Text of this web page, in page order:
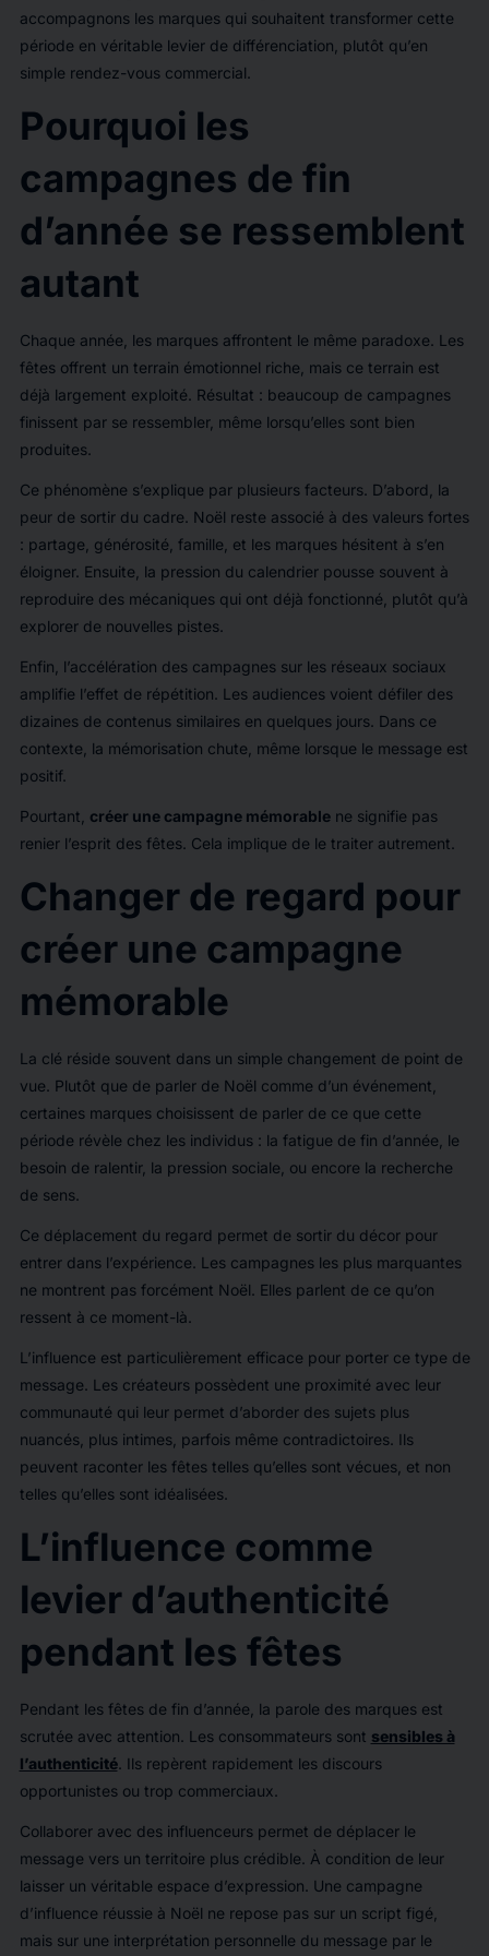
accompagnons les marques qui souhaitent transformer cette
période en véritable levier de différenciation, plutôt qu’en
simple rendez-vous commercial.
Pourquoi les
campagnes de fin
d’année se ressemblent
autant
Chaque année, les marques affrontent le même paradoxe. Les
fêtes offrent un terrain émotionnel riche, mais ce terrain est
déjà largement exploité. Résultat : beaucoup de campagnes
finissent par se ressembler, même lorsqu’elles sont bien
produites.
Ce phénomène s’explique par plusieurs facteurs. D’abord, la
peur de sortir du cadre. Noël reste associé à des valeurs fortes
: partage, générosité, famille, et les marques hésitent à s’en
éloigner. Ensuite, la pression du calendrier pousse souvent à
reproduire des mécaniques qui ont déjà fonctionné, plutôt qu’à
explorer de nouvelles pistes.
Enfin, l’accélération des campagnes sur les réseaux sociaux
amplifie l’effet de répétition. Les audiences voient défiler des
dizaines de contenus similaires en quelques jours. Dans ce
contexte, la mémorisation chute, même lorsque le message est
positif.
Pourtant, créer une campagne mémorablene signifie pas
renier l’esprit des fêtes. Cela implique de le traiter autrement.
Changer de regard pour
créer une campagne
mémorable
La clé réside souvent dans un simple changement de point de
vue. Plutôt que de parler de Noël comme d’un événement,
certaines marques choisissent de parler de ce que cette
période révèle chez les individus : la fatigue de fin d’année, le
besoin de ralentir, la pression sociale, ou encore la recherche
de sens.
Ce déplacement du regard permet de sortir du décor pour
entrer dans l’expérience. Les campagnes les plus marquantes
ne montrent pas forcément Noël. Elles parlent de ce qu’on
ressent à ce moment-là.
L’influence est particulièrement efficace pour porter ce type de
message. Les créateurs possèdent une proximité avec leur
communauté qui leur permet d’aborder des sujets plus
nuancés, plus intimes, parfois même contradictoires. Ils
peuvent raconter les fêtes telles qu’elles sont vécues, et non
telles qu’elles sont idéalisées.
L’influence comme
levier d’authenticité
pendant les fêtes
Pendant les fêtes de fin d’année, la parole des marques est
scrutée avec attention. Les consommateurs sont sensibles à
l’authenticité. Ils repèrent rapidement les discours
opportunistes ou trop commerciaux.
Collaborer avec des influenceurs permet de déplacer le
message vers un territoire plus crédible. À condition de leur
laisser un véritable espace d’expression. Une campagne
d’influence réussie à Noël ne repose pas sur un script figé,
mais sur une interprétation personnelle du message par le